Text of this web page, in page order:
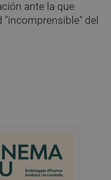
ante la que
del